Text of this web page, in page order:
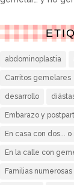
abdominoplastia
Carritos gemelares
desarrollo
Embarazo y
En casa con dos... o
En la calle con
Familias numerosas